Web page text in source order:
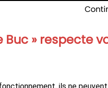
Buc » respecte
: 8h30-12h
Jeudi du 16/07 au 20/08